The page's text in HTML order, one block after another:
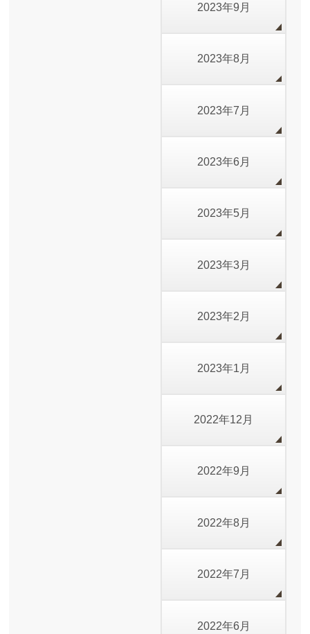
2023年9月
2023年8月
2023年7月
2023年6月
2023年5月
2023年3月
2023年2月
2023年1月
2022年12月
2022年9月
2022年8月
2022年7月
2022年6月